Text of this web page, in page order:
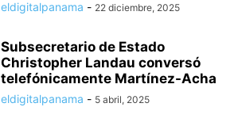
eldigitalpanama - 22 diciembre, 2025
Subsecretario de Estado
Christopher Landau conversó
telefónicamente Martínez-Acha
eldigitalpanama - 5 abril, 2025